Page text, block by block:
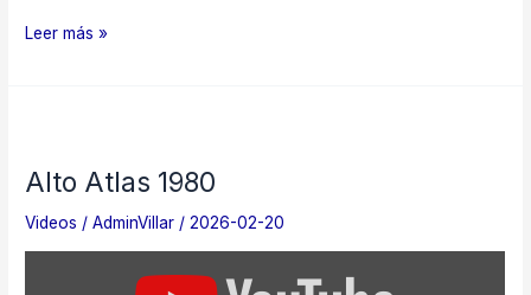
Alto
Leer más »
Alto Atlas 1980
Videos /AdminVillar /2026-02-20